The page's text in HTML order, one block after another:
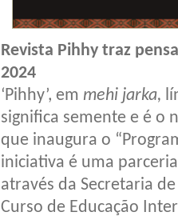
Revista Pihhy traz
2024
‘Pihhy’, em mehi jarka,
significa semente e é o
que inaugura o
iniciativa é uma
através da Secretaria
Curso de Educação